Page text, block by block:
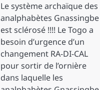
Le système archaïque des
analphabètes Gnassingbe
est sclérosé !!!! Le Togo a
besoin d’urgence d’un
changement RA-DI-CAL
pour sortir de l’ornière
dans laquelle les